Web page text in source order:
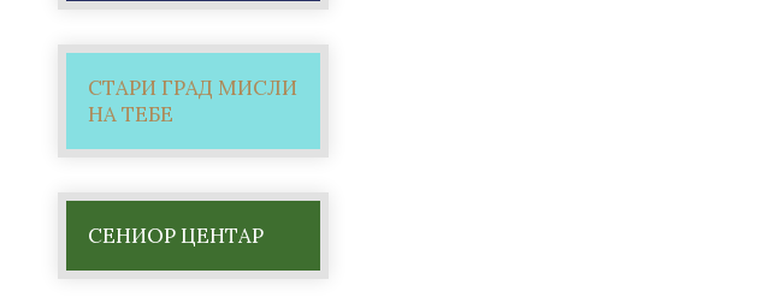
СТАРИ ГРАД МИСЛИ
НА ТЕБЕ
СЕНИОР ЦЕНТАР